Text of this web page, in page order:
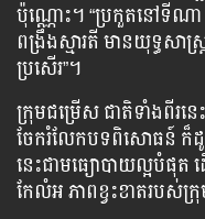
ប៉ុណ្ណោះ។ “ប្រកួត​នៅ​ទីណ
ពង្រឹង​ស្មារតី មាន​យុទ្ធសាស្
ប្រសើរ”។
ក្រុម​ជម្រើស​ ជាតិ​ទាំង​ពីរ​នេ
ចែក​រំលែក​បទពិសោធន៍​ ក៏​ដូ
នេះ​ជា​មធ្យោបាយ​ល្អ​បំផុត
កែលំអ ភាព​ខ្វះខាត​របស់​ក្